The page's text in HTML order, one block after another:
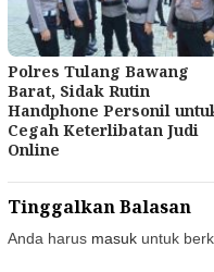
Polres Tulang Bawang
Barat, Sidak Rutin
Handphone Personil
Cegah Keterlibatan Judi
Online
Tinggalkan Balasan
Anda harus masuk untuk